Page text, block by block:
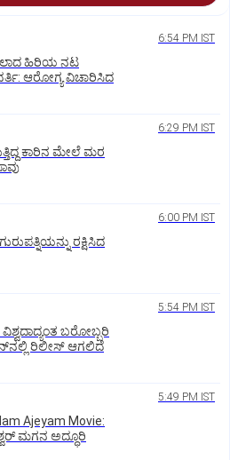
6:54 PM IST
ಹಿರಿಯ ನಟ
ಆರೋಗ್ಯ ವಿಚಾರಿಸಿದ
6:29 PM IST
ಕಾರಿನ ಮೇಲೆ ಮರ
6:00 PM IST
ರಕ್ಷಿಸಿದ
5:54 PM IST
ಬರೋಬ್ಬರಿ
ರಿಲೀಸ್‌ ಆಗಲಿದೆ
5:49 PM IST
Ajeyam Movie:
ಮಗನ ಅದ್ಧೂರಿ